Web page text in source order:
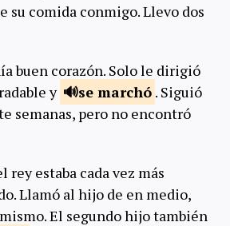
su comida conmigo. Llevo dos
buen corazón. Solo le dirigió
y
se marchó . Siguió
semanas, pero no encontró
rey estaba cada vez más
Llamó al hijo de en medio,
El segundo hijo también